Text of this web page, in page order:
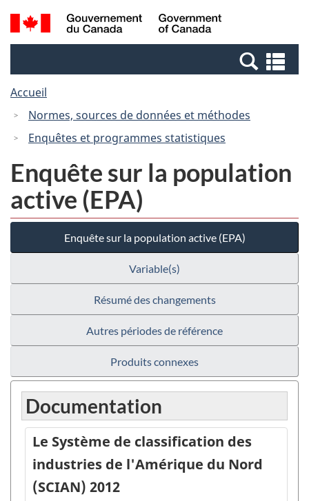
Passer
au
Passer
à
Canada
Recherche
et
et
Accueil
Normes, sources de données et méthodes
Enquêtes et programmes statistiques
Enquête sur la population
active (EPA)
Enquête sur la population active (EPA)
Variable(s)
Résumé des changements
Autres périodes de référence
Produits connexes
Documentation
Le Système de classification des
industries de l'Amérique du Nord
(SCIAN) 2012